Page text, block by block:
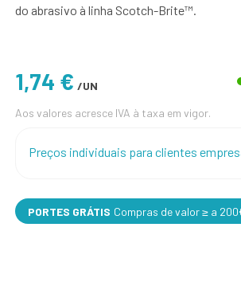
do abrasivo à linha Scotch-Brite™.
1,74 € /UN
Aos valores acresce IVA à taxa em vigor.
Preços individuais para clientes
PORTES GRÁTIS Compras de valor ≥ a